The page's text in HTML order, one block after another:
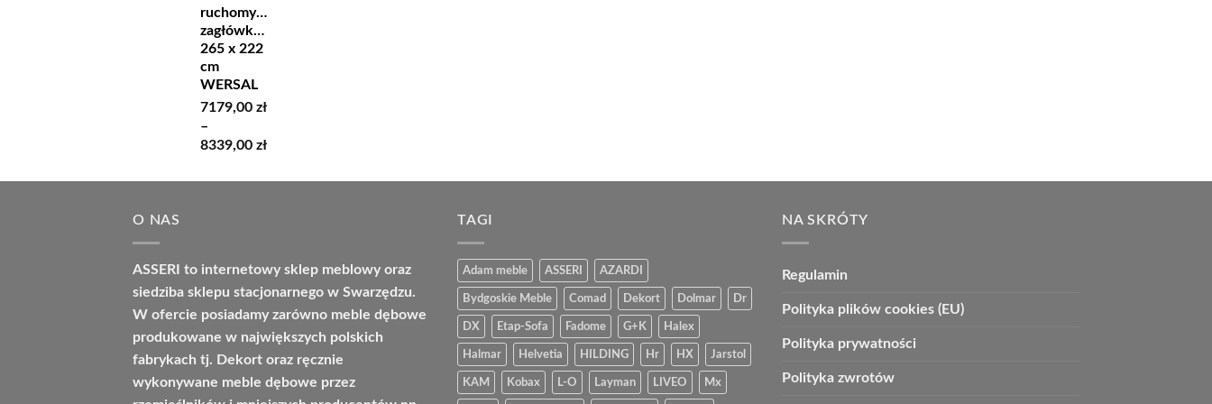
ruchomymi
zagłówkami
265 x 222
cm
WERSAL
7179,00 zł
–
8339,00 złZakres
od
O NAS
ASSERI to internetowy sklep meblowy oraz
siedziba sklepu stacjonarnego w Swarzędzu.
W ofercie posiadamy zarówno meble dębowe
produkowane w największych polskich
fabrykach tj. Dekort oraz ręcznie
wykonywane meble dębowe przez
TAGI
Adam meble ASSERI AZARDI
Bydgoskie Meble Comad Dekort Dolmar Dr
DX Etap-Sofa Fadome G+K Halex
Halmar Helvetia HILDING Hr HX Jarstol
KAM Kobax L-O Layman LIVEO Mx
NA SKRÓTY
Regulamin
Polityka plików cookies (EU)
Polityka prywatności
Polityka zwrotów